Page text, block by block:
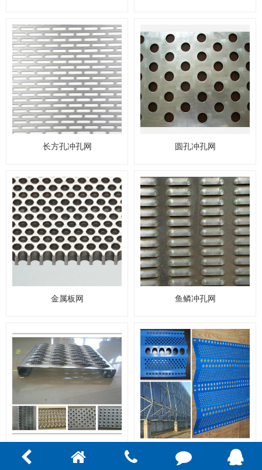
长方孔冲孔网 圆孔冲孔网
金属板网 鱼鳞冲孔网
防滑网板 防风抑尘网板